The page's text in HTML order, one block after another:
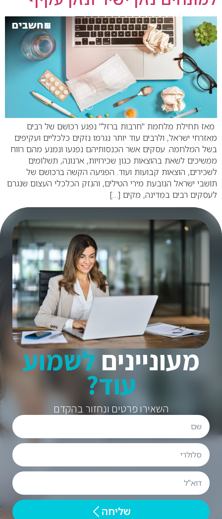
מאז תחילת מלחמת "חרבות ברזל" נפגע רכושם של רבים
מאזרחי ישראל, ולרבים עוד יותר נגרמו נזקים כלכליים ועקיפים
בשל המלחמה. עסקים אשר הכנסותיהם נפגעו ונמנע מהם רווח
ממשיכים לשאת בהוצאות כגון שכירויות, ארנונה, תשלומים
לשכירים, הוצאות קבועות ועוד. הפגיעה הקשה ברכושם של
תושבי ישראל הנובעת מירי הטילים, והנזק הכלכלי העצום שנגרם
לעסקים רבים במדינה, מקים […]
מעונייניםלשמוע
עוד?
השאירו פרטים ונחזור בהקדם
שליחה